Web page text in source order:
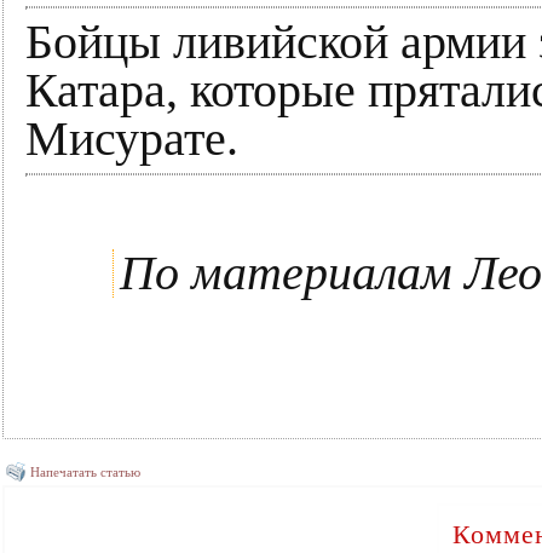
Бойцы ливийской армии
Катара, которые
Мисурате.
По материалам
Напечатать статью